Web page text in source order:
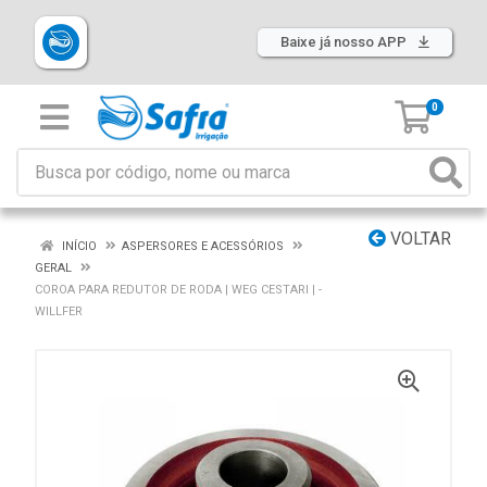
Baixe já nosso APP
0
VOLTAR
INÍCIO
ASPERSORES E ACESSÓRIOS
GERAL
COROA PARA REDUTOR DE RODA | WEG CESTARI | -
WILLFER